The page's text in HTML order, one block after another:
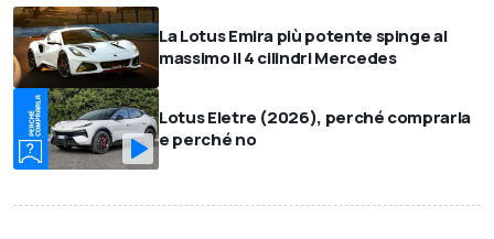
La Lotus Emira più potente spinge al
massimo il 4 cilindri Mercedes
Lotus Eletre (2026), perché comprarla
e perché no